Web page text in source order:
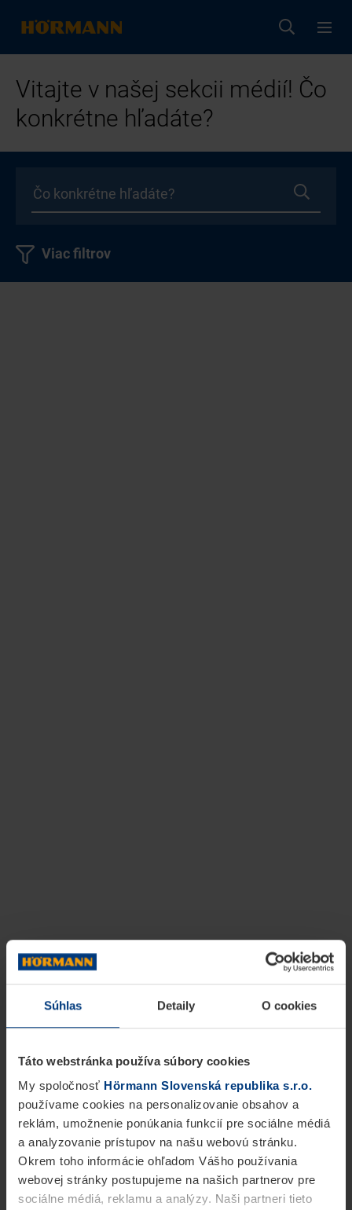
Súhlas Detaily O cookies
Táto webstránka používa súbory cookies
My spoločnosť Hörmann Slovenská republika s.r.o.
používame cookies na personalizovanie obsahov a
reklám, umožnenie ponúkania funkcií pre sociálne médiá
a analyzovanie prístupov na našu webovú stránku.
Okrem toho informácie ohľadom Vášho používania
webovej stránky postupujeme na našich partnerov pre
sociálne médiá, reklamu a analýzy. Naši partneri tieto
Vitajte v našej sekcii médií! Čo
konkrétne hľadáte?
Viac filtrov